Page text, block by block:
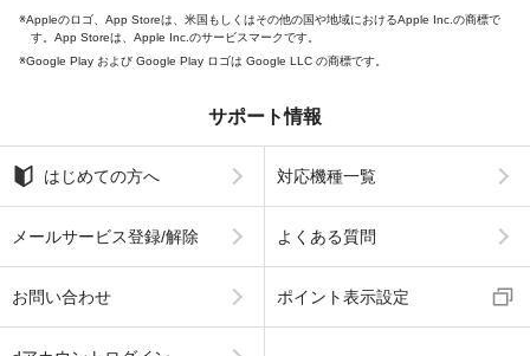
Appleのロゴ、App Storeは、米国もしくはその他の国や地域におけるApple Inc.の商標で
す。App Storeは、Apple Inc.のサービスマークです。
Google Play および Google Play ロゴは Google LLC の商標です。
サポート情報
はじめての方へ 対応機種一覧
メールサービス登録/解除 よくある質問
お問い合わせ ポイント表示設定